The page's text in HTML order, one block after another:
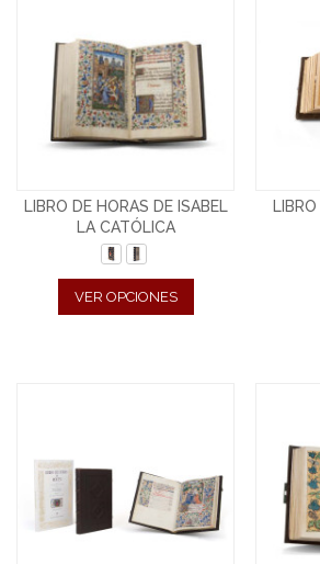
LIBRO DE HORAS DE ISABEL
LA CATÓLICA
VER OPCIONES